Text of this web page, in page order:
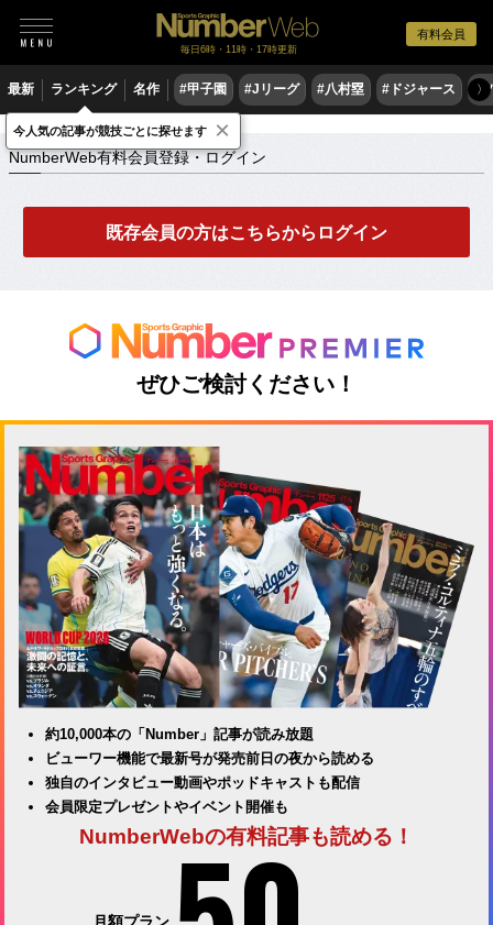
有料会員
毎日6時・11時・17時更新
最新 ランキング 名作 #甲子園 #Jリーグ #八村塁 #ドジャース #
〉
NumberWeb有料会員登録・ログイン
NumberWeb有料会員登録・ログイン
既存会員の方はこちらからログイン
ぜひご検討ください！
約10,000本の「Number」記事が読み放題
ビューワー機能で最新号が発売前日の夜から読める
独自のインタビュー動画やポッドキャストも配信
会員限定プレゼントやイベント開催も
NumberWebの有料記事も読める！
今人気の記事が競技ごとに探せます ×